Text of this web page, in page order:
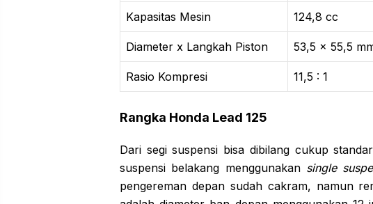
Kapasitas Mesin 124,8 cc
Diameter x Langkah Piston 53,5 x 55,5
Rasio Kompresi 11,5 : 1
Rangka Honda Lead 125
Dari segi suspensi bisa dibilang cukup
suspensi belakang menggunakan single
pengereman depan sudah cakram, namun